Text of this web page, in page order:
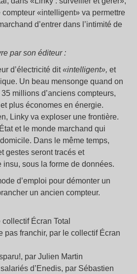
«intelligent» va permettre
d’entrer dans l’intimité de
par son éditeur :
d’électricité dit«intelligent», et
Un beau mensonge quand on
millions d’anciens compteurs,
plus économes en énergie.
Linky va exploser une frontière.
et le monde marchand qui
Dans le même temps,
gestes seront tracés et
insu, sous la forme de données.
d’emploi pour démonter un
un ancien compteur.
Écran Total
pas franchir, par le collectif Écran
par Julien Martin
d’Enedis, par Sébastien